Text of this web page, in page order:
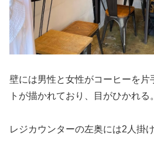
壁には男性と女性がコーヒーを片
トが描かれており、目がひかれる。
レジカウンターの左奥には2人掛